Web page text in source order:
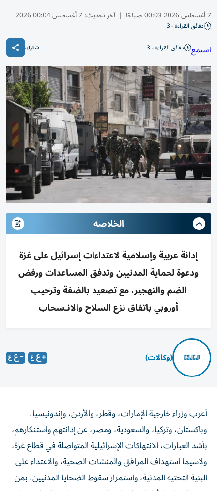
7 أغسطس 2026 00:03 صباحًا | آخر تحديث:7 أغسطس 00:04 2026
دقائق القراءة - 3
استمع دقائق القراءة - 3 شارك
الخلاصه
إدانة عربية وإسلامية لاعتداءات إسرائيل على غزة
ودعوة لحماية المدنيين وتدفق المساعدات ورفض
الضم والتهجير، مع تصعيد بالضفة وترحيب
أوروبي باتفاق نزع السلاح والانـسحاب
(وكالات)
أعرب وزراء خارجية الإمارات، وقطر، والأردن، وإندونيسيا،
وباكستان، وتركيا، والسعودية، ومصر، عن إدانتهم واستنكارهم،
بأشد العبارات، الانتهاكات الإسرائيلية المتواصلة في قطاع غزة،
ولاسيما استهداف المرافق والمنشآت الصحية، والاعتداء على
البنية التحتية المدنية، واستمرار سقوط الضحايا المدنيين، بمن
فيهم النساء والأطفال، في انتهاك جسيم للقانون الدولي، بما